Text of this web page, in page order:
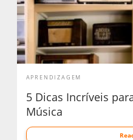
APRENDIZAGEM
5 Dicas Incríveis
Música